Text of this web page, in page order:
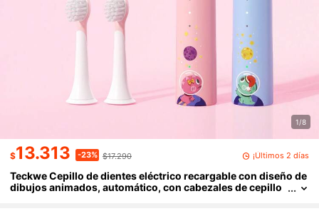
1/8
$13.313 -23% $17.290 ¡Últimos 2 días
Teckwe Cepillo de dientes eléctrico recargable con diseño de
dibujos animados, automático, con cabezales de cepillo